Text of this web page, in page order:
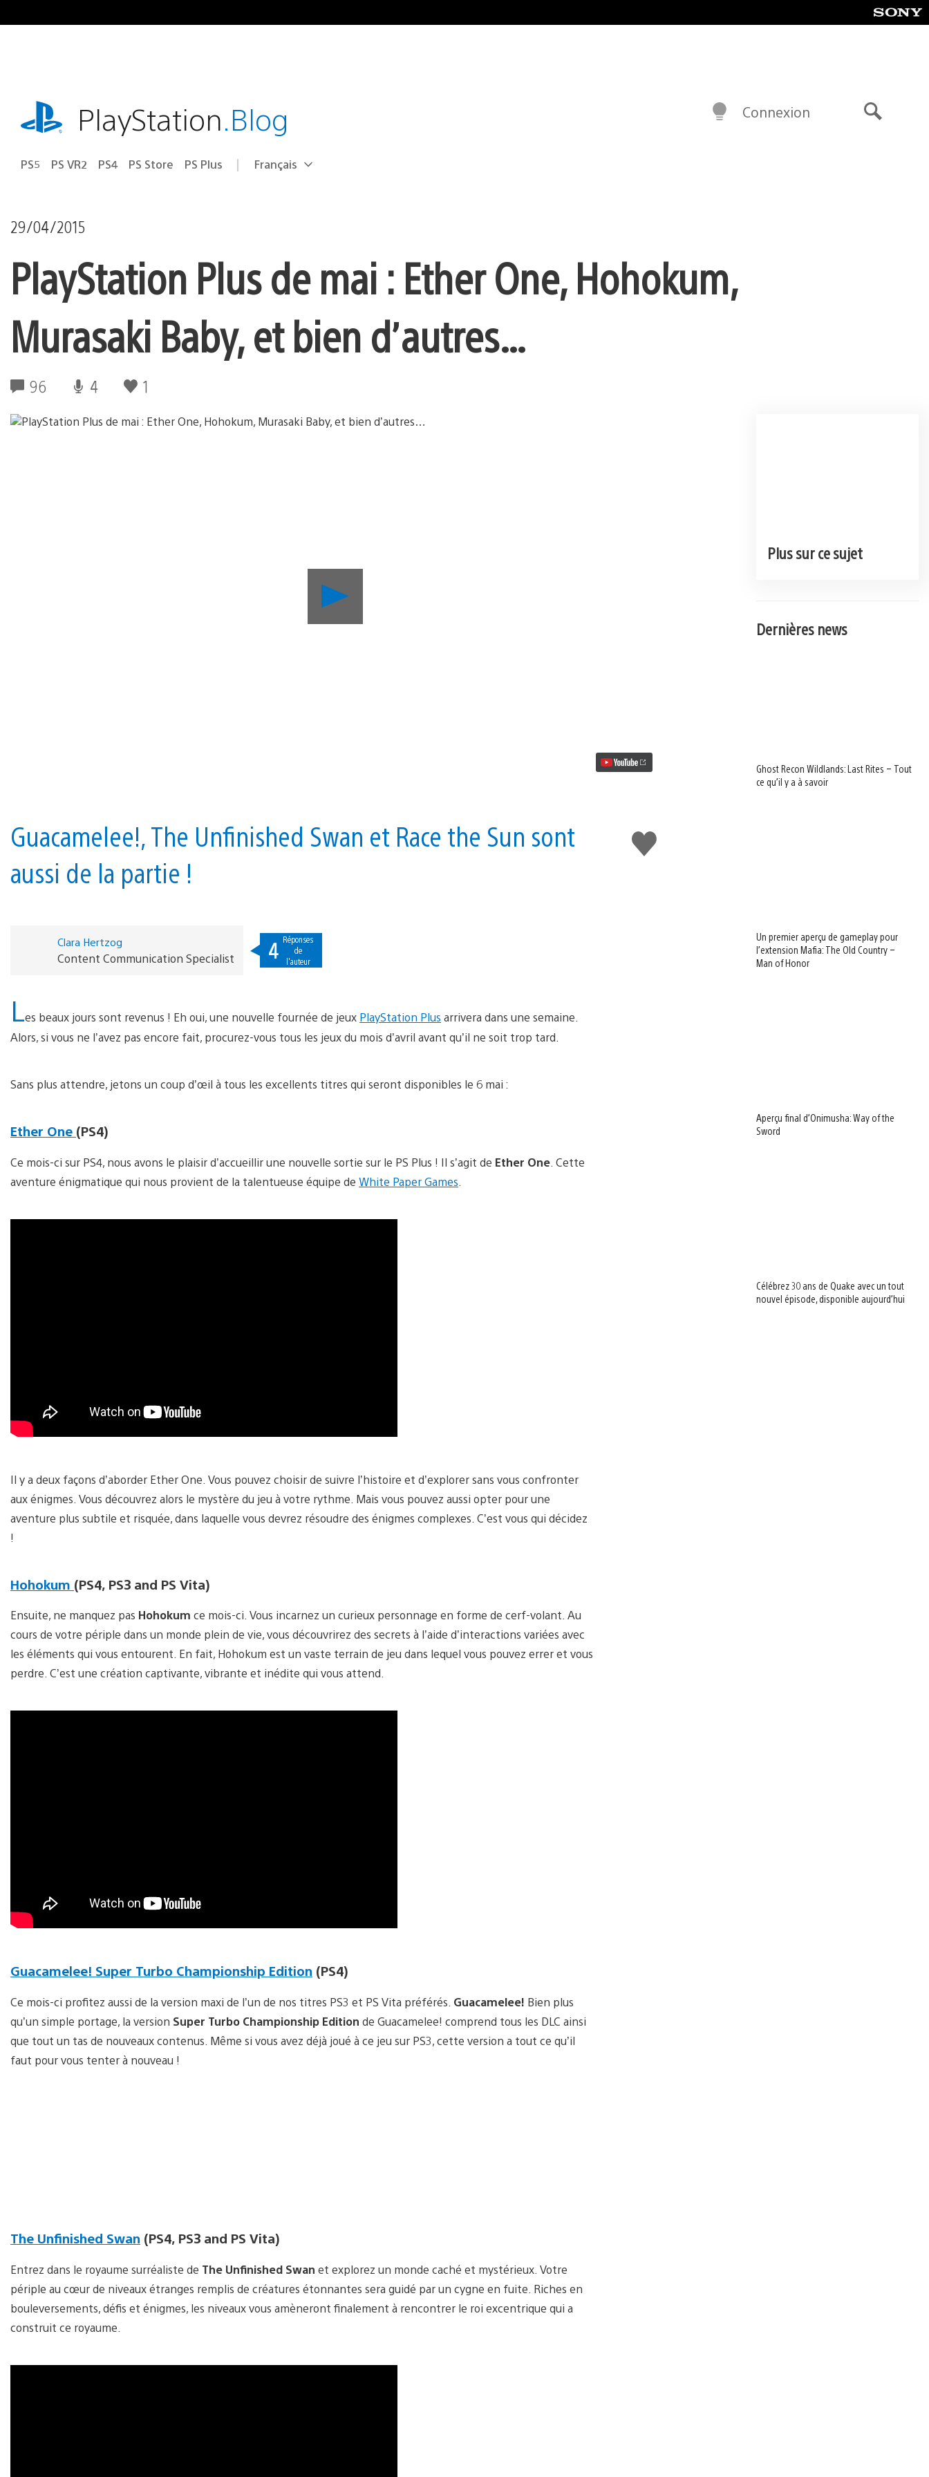
au
playstation.comPlayStation.Blog
PS5 PS VR2 PS4 PS Store PS Plus Choisir
Région
Français
Connexion
29/04/2015
PlayStation Plus de mai : Ether One, Hohokum,
Murasaki Baby, et bien d’autres…
96 4 1
la
PlayStation
J'aime
Guacamelee!, The Unfinished Swan et Race the Sun sont
aussi de la partie !
Clara Hertzog
Content Communication Specialist 4 Réponses
de
l'auteur
Les beaux jours sont revenus ! Eh oui, une nouvelle fournée de jeux PlayStation Plus arrivera dans une semaine.
Alors, si vous ne l’avez pas encore fait, procurez-vous tous les jeux du mois d’avril avant qu’il ne soit trop tard.
Sans plus attendre, jetons un coup d’œil à tous les excellents titres qui seront disponibles le 6 mai :
Ether One (PS4)
Ce mois-ci sur PS4, nous avons le plaisir d’accueillir une nouvelle sortie sur le PS Plus ! Il s’agit de Ether One . Cette
aventure énigmatique qui nous provient de la talentueuse équipe de White Paper Games
Il y a deux façons d’aborder Ether One. Vous pouvez choisir de suivre l’histoire et d’explorer sans vous confronter
aux énigmes. Vous découvrez alors le mystère du jeu à votre rythme. Mais vous pouvez aussi opter pour une
aventure plus subtile et risquée, dans laquelle vous devrez résoudre des énigmes complexes. C’est vous qui décidez
!
Hohokum (PS4, PS3 and PS Vita)
Ensuite, ne manquez pas Hohokum ce mois-ci. Vous incarnez un curieux personnage en forme de cerf-volant. Au
cours de votre périple dans un monde plein de vie, vous découvrirez des secrets à l’aide d’interactions variées avec
les éléments qui vous entourent. En fait, Hohokum est un vaste terrain de jeu dans lequel vous pouvez errer et vous
perdre. C’est une création captivante, vibrante et inédite qui vous attend.
Guacamelee! Super Turbo Championship Edition (PS4)
Ce mois-ci profitez aussi de la version maxi de l’un de nos titres PS3 et PS Vita préférés. Guacamelee! Bien plus
qu’un simple portage, la version Super Turbo Championship Edition de Guacamelee! comprend tous les DLC ainsi
que tout un tas de nouveaux contenus. Même si vous avez déjà joué à ce jeu sur PS3, cette version a tout ce qu’il
faut pour vous tenter à nouveau !
The Unfinished Swan (PS4, PS3 and PS Vita)
Entrez dans le royaume surréaliste de The Unfinished Swan et explorez un monde caché et mystérieux. Votre
périple au cœur de niveaux étranges remplis de créatures étonnantes sera guidé par un cygne en fuite. Riches en
bouleversements, défis et énigmes, les niveaux vous amèneront finalement à rencontrer le roi excentrique qui a
construit ce royaume.
Plus sur ce sujet
Dernières news
Ghost Recon Wildlands: Last Rites – Tout
ce qu’il y a à savoir
Un premier aperçu de gameplay pour
l’extension Mafia: The Old Country –
Man of Honor
Aperçu final d’Onimusha: Way of the
Sword
Célébrez 30 ans de Quake avec un tout
nouvel épisode, disponible aujourd’hui